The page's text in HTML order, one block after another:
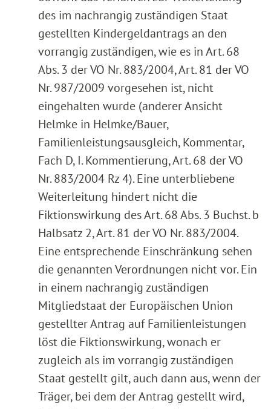
des im nachrangig zuständigen Staat
gestellten Kindergeldantrags an den
vorrangig zuständigen, wie es in Art. 68
Abs. 3 der VO Nr. 883/2004, Art. 81 der VO
Nr. 987/2009 vorgesehen ist, nicht
eingehalten wurde (anderer Ansicht
Helmke in Helmke/Bauer,
Familienleistungsausgleich, Kommentar,
Fach D, I. Kommentierung, Art. 68 der VO
Nr. 883/2004 Rz 4). Eine unterbliebene
Weiterleitung hindert nicht die
Fiktionswirkung des Art. 68 Abs. 3 Buchst. b
Halbsatz 2, Art. 81 der VO Nr. 883/2004.
Eine entsprechende Einschränkung sehen
die genannten Verordnungen nicht vor. Ein
in einem nachrangig zuständigen
Mitgliedstaat der Europäischen Union
gestellter Antrag auf Familienleistungen
löst die Fiktionswirkung, wonach er
zugleich als im vorrangig zuständigen
Staat gestellt gilt, auch dann aus, wenn der
Träger, bei dem der Antrag gestellt wird,